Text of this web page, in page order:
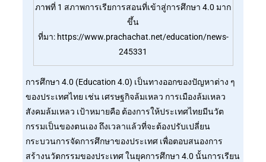
ภาพที่ 1 สภาพการเรียการสอนที่เข้าสู่การศึกษา 4.0 มาก
ขึ้น
ที่มา: https://www.prachachat.net/education/news-
245331
การศึกษา 4.0 (Education 4.0) เป็นทางออกของปัญหาต่าง ๆ
ของประเทศไทย เช่น เศรษฐกิจล้มเหลว การเมืองล้มเหลว
สังคมล้มเหลว เป้าหมายคือ ต้องการให้ประเทศไทยมีนวัต
กรรมเป็นของตนเอง ถึงเวลาแล้วที่จะต้องปรับเปลี่ยน
กระบวนการจัดการศึกษาของประเทศ เพื่อตอบสนองการ
สร้างนวัตกรรมของประเทศ ในยุคการศึกษา 4.0 นั้นการเรียน